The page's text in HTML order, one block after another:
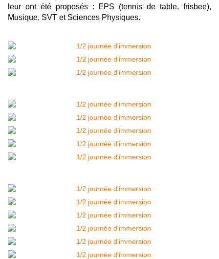
leur ont été proposés : EPS (tennis de table, frisbee),
Musique, SVT et Sciences Physiques.